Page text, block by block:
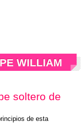
WILLIAM
soltero de
de esta